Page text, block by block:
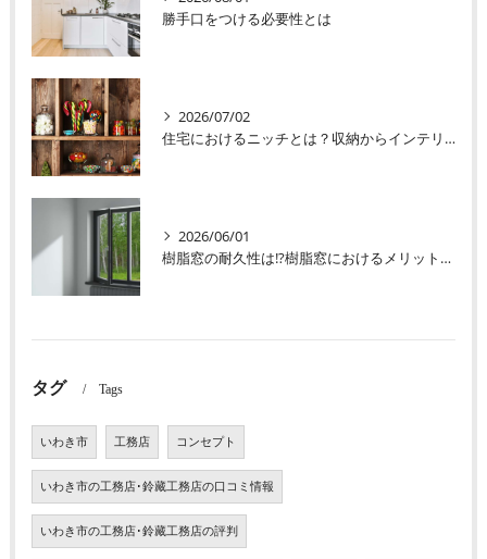
勝手口をつける必要性とは
2026/07/02
住宅におけるニッチとは？収納からインテリアまで
2026/06/01
樹脂窓の耐久性は!?樹脂窓におけるメリット・デメリット
タグ Tags
いわき市 工務店 コンセプト
いわき市の工務店･鈴藏工務店の口コミ情報
いわき市の工務店･鈴藏工務店の評判